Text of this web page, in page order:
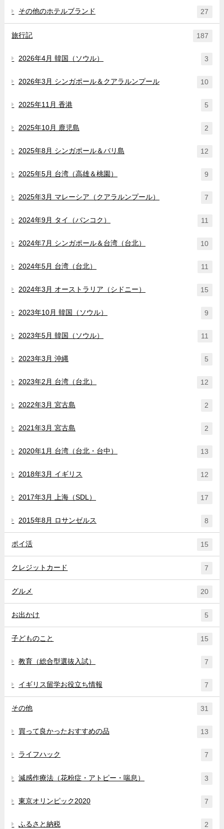
その他のホテルブランド 27
旅行記 187
2026年4月 韓国（ソウル） 3
2026年3月 シンガポール＆クアラルンプール 10
2025年11月 香港 5
2025年10月 鹿児島 2
2025年8月 シンガポール＆バリ島 12
2025年5月 台湾（高雄＆桃園） 9
2025年3月 マレーシア（クアラルンプール） 7
2024年9月 タイ（バンコク） 11
2024年7月 シンガポール＆台湾（台北） 10
2024年5月 台湾（台北） 11
2024年3月 オーストラリア（シドニー） 15
2023年10月 韓国（ソウル） 9
2023年5月 韓国（ソウル） 11
2023年3月 沖縄 5
2023年2月 台湾（台北） 12
2022年3月 宮古島 2
2021年3月 宮古島 2
2020年1月 台湾（台北・台中） 13
2018年3月 イギリス 12
2017年3月 上海（SDL） 17
2015年8月 ロサンゼルス 8
ポイ活 15
クレジットカード 7
グルメ 20
お出かけ 5
子どものこと 15
教育（総合型選抜入試） 7
イギリス留学お役立ち情報 7
その他 31
買って良かったおすすめの品 13
ライフハック 7
減感作療法（花粉症・アトピー・喘息） 3
東京オリンピック2020 7
ふるさと納税 2